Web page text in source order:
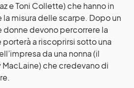
e Toni Collette) che hanno in
la misura delle scarpe. Dopo un
devono percorrere la
a riscoprirsi sotto una
da una nonna (il
MacLaine) che credevano di